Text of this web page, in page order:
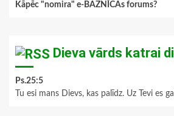
Kāpēc "nomira" e-BAZNĪCAs forums?
Dieva vārds katrai
Ps.25:5
Tu esi mans Dievs, kas palīdz. Uz Tevi es